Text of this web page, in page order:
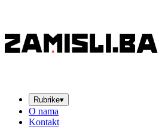
Rubrike▾
O nama
Kontakt